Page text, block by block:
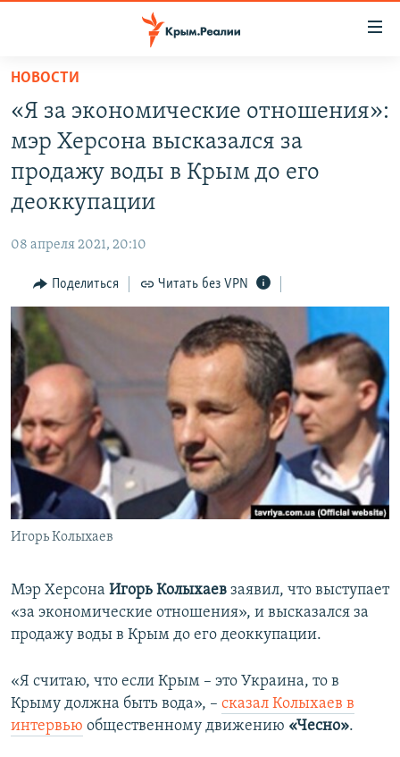
Вернуться
основному
содержанию
Вернутся
главной
Вернутся
поиску
ВОДА
ИНТЕРАКТИВ
ИНФОГРАФИКА
СОВЕТЫ ПРАВОЗАЩИТНИКОВ
ПРОПАВШИЕ БЕЗ ВЕСТИ
ПОБЕДИТЕЛЕЙ НЕ СУДЯТ?
КРЫМ.НЕПОКОРЕННЫЙ
ELIFBE
УКРАИНСКАЯ ПРОБЛЕМА КРЫМА
РАДІО СВОБОДА
КАК ОБОЙТИ БЛОКИРОВКУ
Українською
Qırımtatar
ПРИСОЕДИНЯЙТЕСЬ!
Все сайты RFE/RL
НОВОСТИ
«Я за экономические отношения»:
мэр Херсона высказался за
продажу воды в Крым до его
деоккупации
08 апреля 2021, 20:10
Поделиться Читать без VPN
Игорь Колыхаев
Мэр Херсона Игорь Колыхаев заявил, что выступает
«за экономические отношения», и высказался за
продажу воды в Крым до его деоккупации.
«Я считаю, что если Крым – это Украина, то в
Крыму должна быть вода», – сказал Колыхаев в
интервью общественному движению «Чесно».